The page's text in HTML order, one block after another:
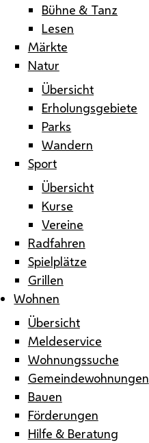
Bühne & Tanz
Lesen
Märkte
Natur
Übersicht
Erholungsgebiete
Parks
Wandern
Sport
Übersicht
Kurse
Vereine
Radfahren
Spielplätze
Grillen
Wohnen
Übersicht
Meldeservice
Wohnungssuche
Gemeindewohnungen
Bauen
Förderungen
Hilfe & Beratung